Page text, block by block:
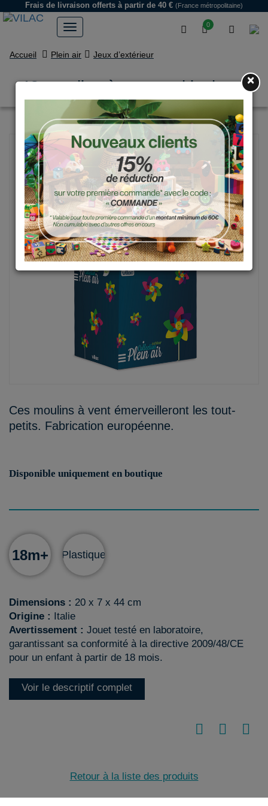
0
Frais de livraison offerts à partir de 40 € (France métropolitaine)
Accueil Plein air Jeux d’extérieur
42 moulins à vent multicolores
Ces moulins à vent émerveilleront les tout-
petits. Fabrication européenne.
Disponible uniquement en boutique
18m+ Plastique
Dimensions : 20 x 7 x 44 cm
Origine : Italie
Avertissement : Jouet testé en laboratoire,
garantissant sa conformité à la directive 2009/48/CE
pour un enfant à partir de 18 mois.
Voir le descriptif complet
Retour à la liste des produits
×